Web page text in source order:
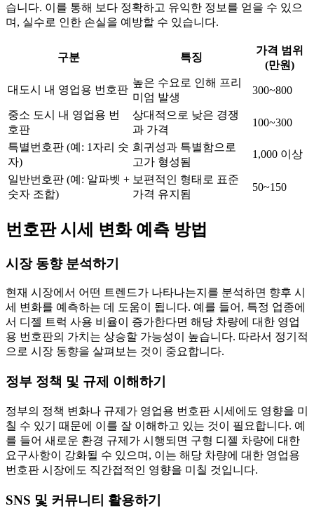
습니다. 이를 통해 보다 정확하고 유익한 정보를 얻을 수 있으
며, 실수로 인한 손실을 예방할 수 있습니다.
구분 특징
가격 범위
(만원)
대도시 내 영업용 번호판
높은 수요로 인해 프리
미엄 발생
300~800
중소 도시 내 영업용 번
호판
상대적으로 낮은 경쟁
과 가격
100~300
특별번호판 (예: 1자리 숫
자)
희귀성과 특별함으로
고가 형성됨
1,000 이상
일반번호판 (예: 알파벳 +
숫자 조합)
보편적인 형태로 표준
가격 유지됨
50~150
번호판 시세 변화 예측 방법
시장 동향 분석하기
현재 시장에서 어떤 트렌드가 나타나는지를 분석하면 향후 시
세 변화를 예측하는 데 도움이 됩니다. 예를 들어, 특정 업종에
서 디젤 트럭 사용 비율이 증가한다면 해당 차량에 대한 영업
용 번호판의 가치는 상승할 가능성이 높습니다. 따라서 정기적
으로 시장 동향을 살펴보는 것이 중요합니다.
정부 정책 및 규제 이해하기
정부의 정책 변화나 규제가 영업용 번호판 시세에도 영향을 미
칠 수 있기 때문에 이를 잘 이해하고 있는 것이 필요합니다. 예
를 들어 새로운 환경 규제가 시행되면 구형 디젤 차량에 대한
요구사항이 강화될 수 있으며, 이는 해당 차량에 대한 영업용
번호판 시장에도 직간접적인 영향을 미칠 것입니다.
SNS 및 커뮤니티 활용하기